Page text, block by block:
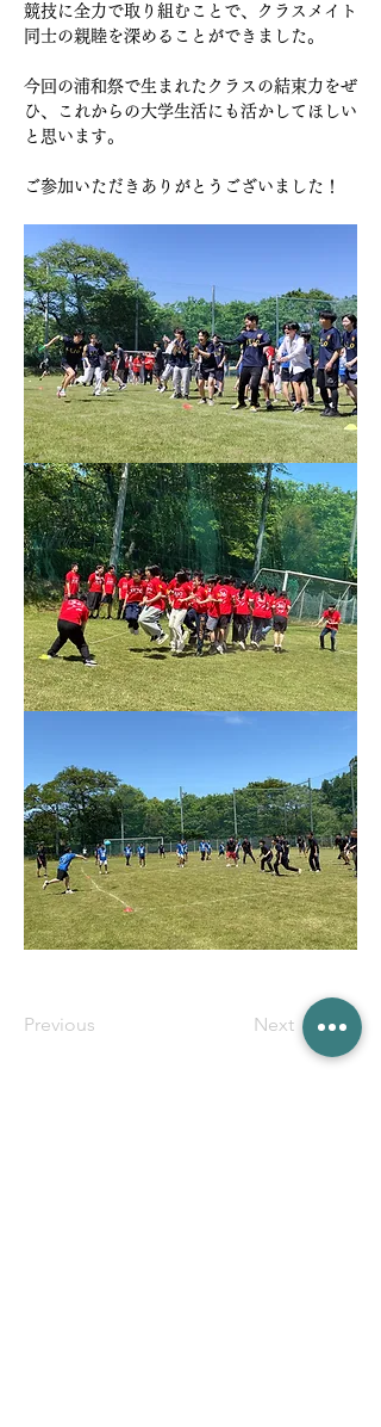
競技に全力で取り組むことで、クラスメイト
同士の親睦を深めることができました。
今回の浦和祭で生まれたクラスの結束力をぜ
ひ、これからの大学生活にも活かしてほしい
と思います。
ご参加いただきありがとうございました！
Previous Next